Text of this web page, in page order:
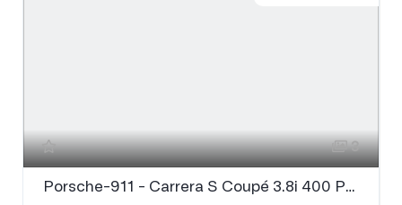
3
Porsche-911 - Carrera S Coupé 3.8i 400 PDK